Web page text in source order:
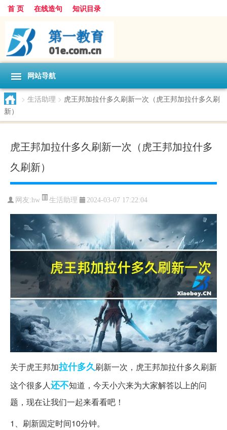
首 页 在线造句 知识目录
网站导航
> 生活助理 > 虎王邦加拉什多久刷新一次（虎王邦加拉什多久刷
新）
虎王邦加拉什多久刷新一次（虎王邦加拉什多
久刷新）
网友:hw 生活助理 2024-03-07 17:22:04
关于虎王邦加拉什多久刷新一次，虎王邦加拉什多久刷新
这个很多人还不知道，今天小六来为大家解答以上的问
题，现在让我们一起来看看吧！
1、刷新固定时间10分钟。